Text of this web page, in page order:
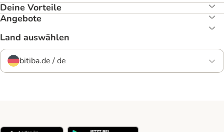
Deine Vorteile
Angebote
Land auswählen
bitiba.de / de